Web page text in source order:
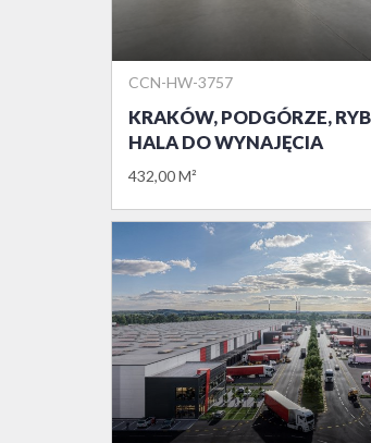
CCN-HW-3757
KRAKÓW, PODGÓRZE,
HALA DO WYNAJĘCIA
432,00 M²